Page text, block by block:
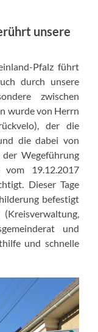
unsere
Pfalz führt
durch unsere
zwischen
wurde von Herrn
der die
die dabei von
Wegeführung
19.12.2017
Dieser Tage
befestigt
und
und schnelle